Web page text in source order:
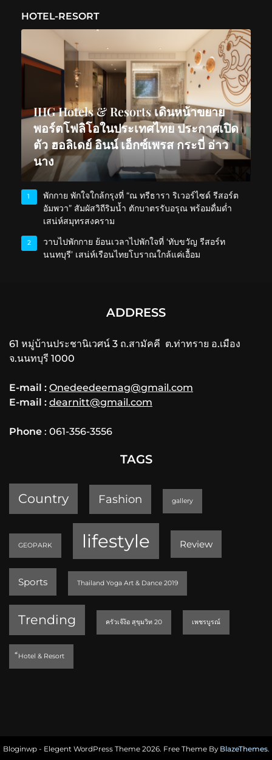
HOTEL-RESORT
IHG Hotels & Resorts เดินหน้าขยาย
พอร์ตโฟลิโอในประเทศไทย ประกาศเปิด
ตัว ฮอลิเดย์ อินน์ เอ็กซ์เพรส กระบี่ อ่าว
นาง
1
พักกาย พักใจใกล้กรุงที่ “ณ ทรีธารา ริเวอร์ไซด์ รีสอร์ต
อัมพวา” สัมผัสวิถีริมน้ำ ตักบาตรรับอรุณ พร้อมดื่มด่ำ
เสน่ห์สมุทรสงคราม
2
วาบไปพักกาย ย้อนเวลาไปพักใจที่ ‘ทับขวัญ รีสอร์ท
นนทบุรี’ เสน่ห์เรือนไทยโบราณใกล้แค่เอื้อม
ADDRESS
61 หมู่บ้านประชานิเวศน์ 3 ถ.สามัคคี ต.ท่าทราย อ.เมือง
จ.นนทบุรี 1000
E-mail : Onedeedeemag@gmail.com
E-mail : dearnitt@gmail.com
Phone : 061-356-3556
TAGS
Country Fashion gallery
GEOPARK lifestyle Review
Sports Thailand Yoga Art & Dance 2019
Trending ครัวเจ๊ง้อ สุขุมวิท 20 เพชรบูรณ์
็Hotel & Resort
Bloginwp - Elegent WordPress Theme 2026. Free Theme By BlazeThemes.